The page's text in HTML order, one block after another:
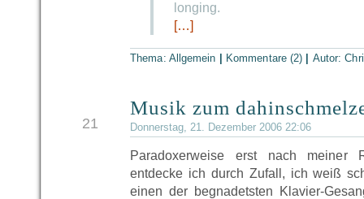
longing.
[…]
Thema: Allgemein Kommentare (2) Autor:
21
Musik zum
Donnerstag, 21. Dezember 2006 22:06
Paradoxerweise erst nach meiner
entdecke ich durch Zufall, ich weiß
einen der begnadetsten Klavier-